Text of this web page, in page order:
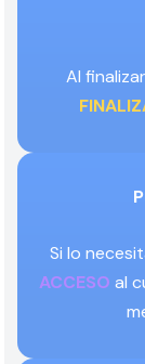
Al
Si lo
ACCESO al